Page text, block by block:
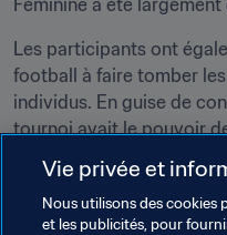
Les participants ont
football à faire tomber
individus. En guise de
tournoi avait le pouvoir
Vie privée et
Nous utilisons des cookies
et les publicités, pour